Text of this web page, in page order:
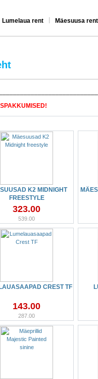
Lumelaua rent Mäesuusa rent
K2 MIDNIGHT
FREESTYLE
323.00
539.00
CREST TF
143.00
287.00